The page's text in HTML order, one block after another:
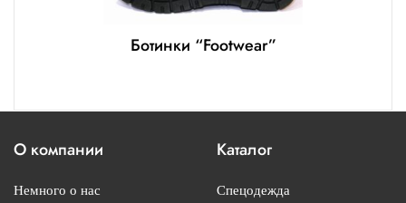
Ботинки “Footwear”
О компании
Немного о нас
Каталог
Спецодежда